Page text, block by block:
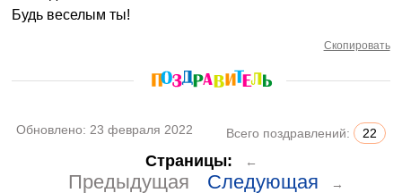
Будь веселым ты!
Скопировать
Обновлено: 23 февраля 2022 Всего поздравлений: 22
Страницы: ←
Предыдущая Следующая →